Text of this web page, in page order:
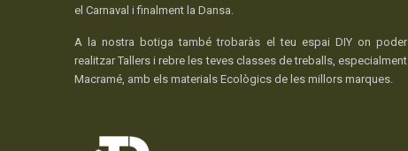
el Carnaval i finalment la Dansa.
A la nostra botiga també trobaràs el teu espai DIY on poder
realitzar Tallers i rebre les teves classes de treballs, especialment
Macramé, amb els materials Ecològics de les millors marques.